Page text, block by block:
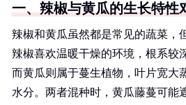
一、辣椒与黄瓜的生长特性
辣椒和黄瓜虽然都是常见的蔬菜，
辣椒喜欢温暖干燥的环境，根系较
而黄瓜则属于蔓生植物，叶片宽大
水分。两者混种时，黄瓜藤蔓可能